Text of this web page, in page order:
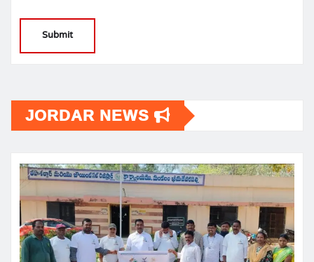
JORDAR NEWS